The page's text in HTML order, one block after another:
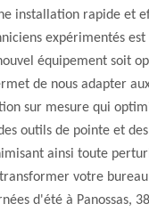
installation rapide et
expérimentés
équipement soit
de nous adapter
sur mesure qui
outils de pointe et
ainsi toute
votre
d'été à Panossas,